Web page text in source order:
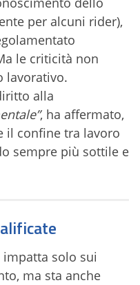
per alcuni rider),
le criticità non
lavorativo.
alla
, ha affermato,
il confine tra lavoro
sempre più sottile e
impatta solo sui
ma sta anche